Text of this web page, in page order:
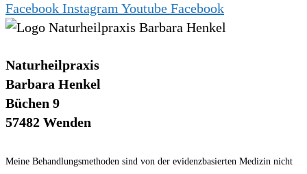
Facebook Instagram Youtube Facebook
Naturheilpraxis
Barbara Henkel
Büchen 9
57482 Wenden
Meine Behandlungsmethoden sind von der evidenzbasierten Medizin nicht